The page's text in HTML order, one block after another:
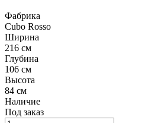
Фабрика
Cubo Rosso
Ширина
216 см
Глубина
106 см
Высота
84 см
Наличие
Под заказ